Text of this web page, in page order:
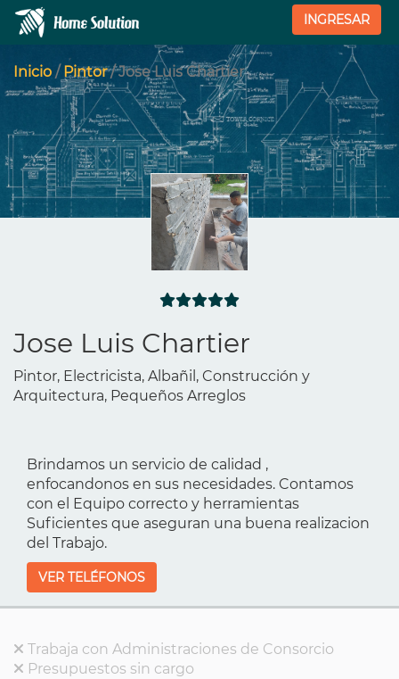
INGRESAR
Inicio / Pintor/ Jose Luis Chartier
Jose Luis Chartier
Pintor, Electricista, Albañil, Construcción y
Arquitectura, Pequeños Arreglos
Brindamos un servicio de calidad ,
enfocandonos en sus necesidades. Contamos
con el Equipo correcto y herramientas
Suficientes que aseguran una buena realizacion
del Trabajo.
VER TELÉFONOS
Trabaja con Administraciones de Consorcio
Presupuestos sin cargo